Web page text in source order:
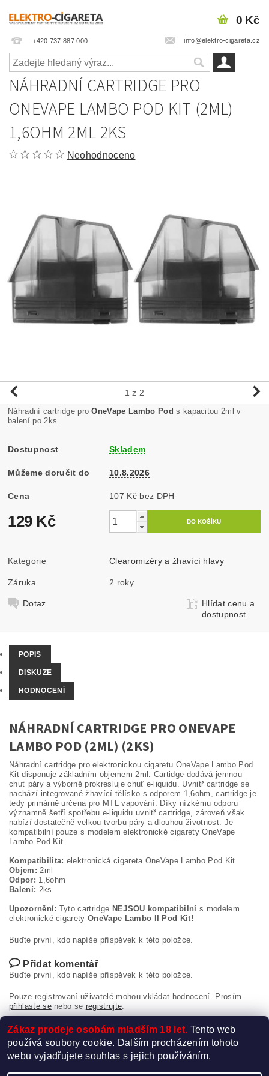
+420 737 887 000 info@elektro-cigareta.cz
0 Kč
NÁHRADNÍ CARTRIDGE PRO
ONEVAPE LAMBO POD KIT (2ML)
1,6OHM 2ML 2KS
Neohodnoceno
1 z 2
Náhradní cartridge proOneVape Lambo Pod s kapacitou 2ml v
balení po 2ks.
Dostupnost Skladem
Můžeme doručit do 10.8.2026
Cena 107 Kč bez DPH
129 Kč
Kategorie Clearomizéry a žhavící hlavy
Záruka 2 roky
Dotaz
Hlídat cenu a
dostupnost
POPIS
DISKUZE
HODNOCENÍ
NÁHRADNÍ CARTRIDGE PRO ONEVAPE
LAMBO POD (2ML) (2KS)
Náhradní cartridge pro elektronickou cigaretu OneVape Lambo Pod
Kit disponuje základním objemem 2ml. Cartidge dodává jemnou
chuť páry a výborně prokresluje chuť e-liquidu. Uvnitř cartridge se
nachází integrované žhavící tělísko s odporem 1,6ohm, cartridge je
tedy primárně určena pro MTL vapování. Díky nízkému odporu
významně šetří spotřebu e-liquidu uvnitř cartridge, zároveň však
nabízí dostatečně velkou tvorbu páry a dlouhou životnost. Je
kompatibilní pouze s modelem elektronické cigarety OneVape
Lambo Pod Kit.
Kompatibilita: elektronická cigareta OneVape Lambo Pod Kit
Objem: 2ml
Odpor: 1,6ohm
Balení: 2ks
Upozornění: Tyto cartridge NEJSOU kompatibilní s modelem
elektronické cigaretyOneVape Lambo II Pod Kit!
Buďte první, kdo napíše příspěvek k této položce.
Přidat komentář
Buďte první, kdo napíše příspěvek k této položce.
Pouze registrovaní uživatelé mohou vkládat hodnocení. Prosím
přihlaste senebo se registrujte.
Zákaz prodeje osobám mladším 18 let. Tento web
používá soubory cookie. Dalším procházením tohoto
webu vyjadřujete souhlas s jejich používáním.